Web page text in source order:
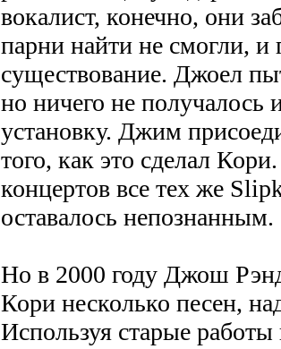
вокалист, конечно, они
парни найти не смогли, и
существование. Джоел
но ничего не
установку. Джим
того, как это сделал
концертов все тех же
оставалось непознанным.
Но в 2000 году Джош
Кори несколько песен,
Используя старые